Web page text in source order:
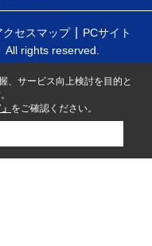
クセスマップ
PCサイト
rights reserved.
、サービス向上検討を目的と
をご確認ください。